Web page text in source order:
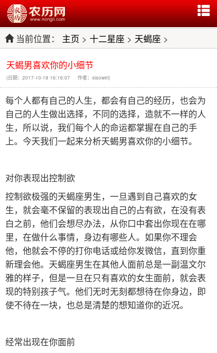
当前位置： 主页 > 十二星座 > 天蝎座 >
天蝎男喜欢你的小细节
(日期：2017-10-18 16:16:07 作者：xiaowei)
每个人都有自己的人生，都会有自己的经历，也会为
自己的人生做出选择，不同的选择，造就不一样的人
生，所以说，我们每个人的命运都掌握在自己的手
上。今天我们一起来分析天蝎男喜欢你的小细节。
对你表现出控制欲
控制欲极强的天蝎座男生，一旦遇到自己喜欢的女
生，就会毫不保留的表现出自己的占有欲，在没有表
白之前，他们会想尽办法，从你口中套出你现在在哪
里，在做什么事情，身边有哪些人。如果你不理会
他，他就会不停的打你电话或给你发微信，直到你重
新理会他。天蝎座男生在其他人面前总是一副温文尔
雅的样子，但是一旦在只有喜欢的女生面前，就会表
现的特别孩子气。他们无时无刻都想待在你身边，即
使不待在一块，也总是清楚的想知道你的近况。
经常出现在你面前